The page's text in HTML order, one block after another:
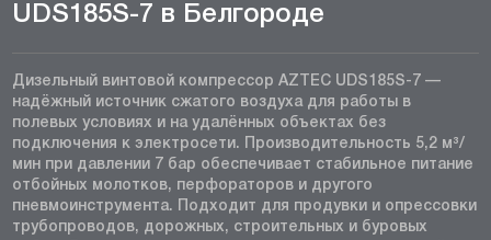
UDS185S-7 в Белгороде
Дизельный винтовой компрессор AZTEC UDS185S-7 —
надёжный источник сжатого воздуха для работы в
полевых условиях и на удалённых объектах без
подключения к электросети. Производительность 5,2 м³/
мин при давлении 7 бар обеспечивает стабильное питание
отбойных молотков, перфораторов и другого
пневмоинструмента. Подходит для продувки и опрессовки
трубопроводов, дорожных, строительных и буровых